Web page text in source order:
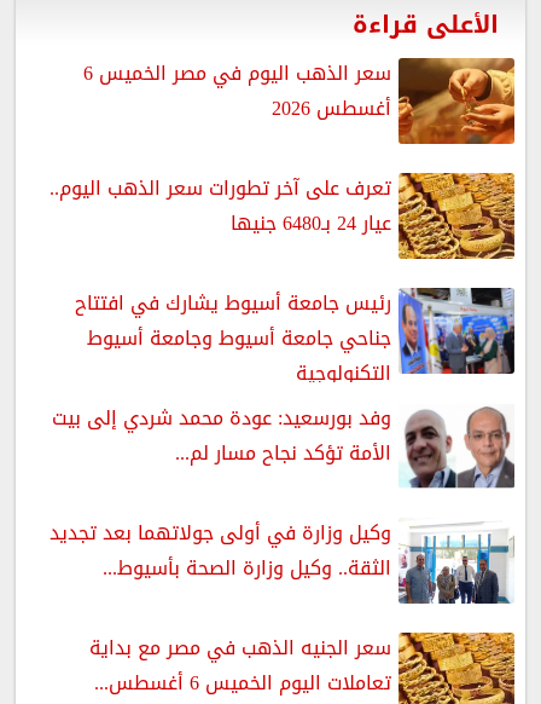
الأعلى قراءة
سعر الذهب اليوم في مصر الخميس 6
أغسطس 2026
تعرف على آخر تطورات سعر الذهب اليوم..
عيار 24 بـ6480 جنيها
رئيس جامعة أسيوط يشارك في افتتاح
جناحي جامعة أسيوط وجامعة أسيوط
التكنولوجية
وفد بورسعيد: عودة محمد شردي إلى بيت
الأمة تؤكد نجاح مسار لم...
وكيل وزارة في أولى جولاتهما بعد تجديد
الثقة.. وكيل وزارة الصحة بأسيوط...
سعر الجنيه الذهب في مصر مع بداية
تعاملات اليوم الخميس 6 أغسطس...